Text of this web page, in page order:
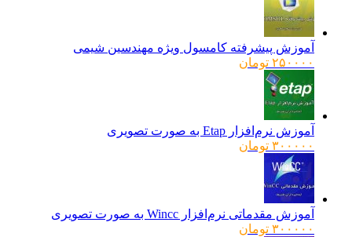
آموزش پیشرفته کامسول ویژه مهندسین شیمی
۲۵۰۰۰۰ تومان
آموزش نرم‌افزار Etap به صورت تصویری
۳۰۰۰۰۰ تومان
آموزش مقدماتی نرم‌افزار Wincc به صورت تصویری
۳۰۰۰۰۰ تومان